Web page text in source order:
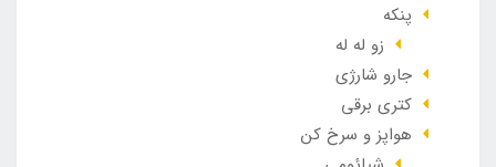
پنکه
زو له له
جارو شارژی
کتری برقی
هواپز و سرخ کن